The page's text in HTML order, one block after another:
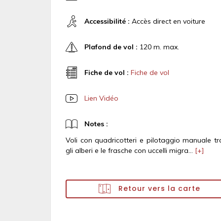
Accessibilité : Accès direct en voiture
Plafond de vol : 120 m. max.
Fiche de vol : Fiche de vol
Lien Vidéo
Notes :
Voli con quadricotteri e pilotaggio manuale
gli alberi e le frasche con uccelli migra... [+]
Retour vers la carte